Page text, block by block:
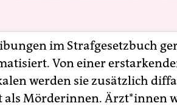
im Strafgesetzbuch
Von einer
werden sie zusätzlich
als Mörderinnen. Ärz­t*in­nen